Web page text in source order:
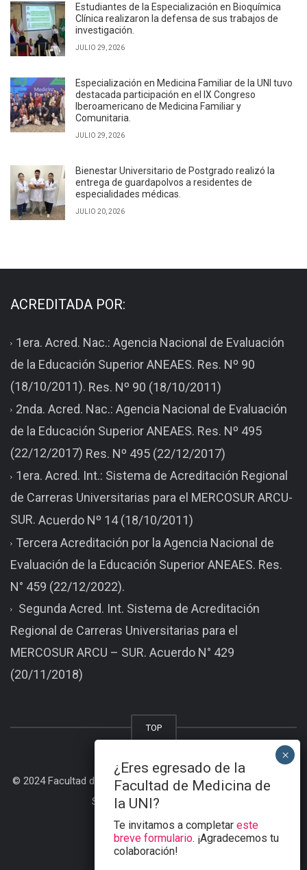
Estudiantes de la Especialización en Bioquímica
Clínica realizaron la defensa de sus trabajos de
investigación.
JULIO 29, 2026
Especialización en Medicina Familiar de la UNI tuvo
destacada participación en el IX Congreso
Iberoamericano de Medicina Familiar y
Comunitaria.
JULIO 29, 2026
Bienestar Universitario de Postgrado realizó la
entrega de guardapolvos a residentes de
especialidades médicas.
JULIO 20, 2026
ACREDITADA POR:
1era. Acred. Nac.: Agencia Nacional de Evaluación
de la Educación Superior ANEAES. Res. Nº 90
(18/10/2011). Res. Nº 90 (18/10/2011)
2nda. Acred. Nac.: Agencia Nacional de Evaluación
de la Educación Superior ANEAES. Res. Nº 495
(22/12/2017) Res. Nº 495 (22/12/2017)
1era. Acred. Int.: Sistema de Acreditación Regional
de Carreras Universitarias para el MERCOSUR ARCU-
SUR. Acuerdo Nº 14 (18/10/2011)
Tercera Acreditación por la Agencia Nacional de
Evaluación de la Educación Superior ANEAES. Res.
N° 459 (22/12/2022).
Segunda Acred. Int. Sistema de Acreditación
Regional de Carreras Universitarias para el
MERCOSUR ARCU – SUR. Acuerdo N° 429
(20/11/2018)
TOP
© 2024 Facultad de Medicina - Universidad Nacional de Itapua |
Sitio desarrollado por BDS |
¿Eres egresado de la
Facultad de Medicina de
la UNI?
Te invitamos a completar este
breve formulario. ¡Agradecemos tu
colaboración!